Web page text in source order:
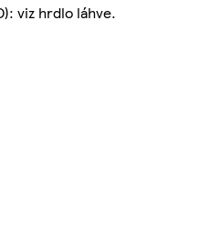
viz hrdlo láhve.